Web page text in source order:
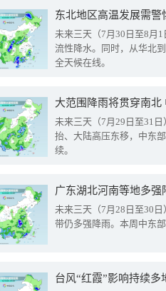
东北地区高温发展需
未来三天（7月30日至8月
流性降水。同时，从华北
全天候在线。
大范围降雨将贯穿南
未来三天（7月29日至31
抬、大陆高压东移，中东
续。
广东湖北河南等地多
未来三天（7月28日至30
带仍多强降雨。本周中东
台风“红霞”影响持续